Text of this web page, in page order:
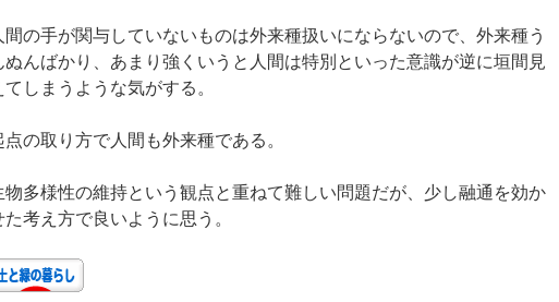
間の手が関与していないものは外来種扱いにならないので、外来種う
ぬんばかり、あまり強くいうと人間は特別といった意識が逆に垣間見
てしまうような気がする。
点の取り方で人間も外来種である。
物多様性の維持という観点と重ねて難しい問題だが、少し融通を効か
た考え方で良いように思う。